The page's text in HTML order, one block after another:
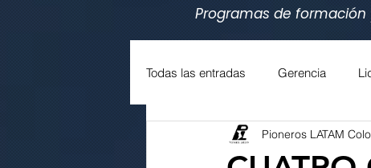
Programas de
Todas las entradas Gerencia
Servicio al Cliente Ambiental
Pioneros LATAM